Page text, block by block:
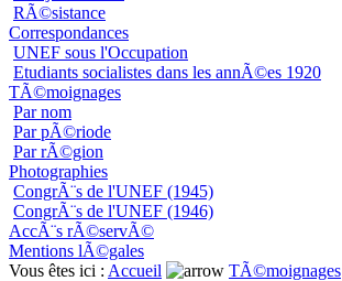
RÃ©sistance
Correspondances
UNEF sous l'Occupation
Etudiants socialistes dans les annÃ©es 1920
TÃ©moignages
Par nom
Par pÃ©riode
Par rÃ©gion
Photographies
CongrÃ¨s de l'UNEF (1945)
CongrÃ¨s de l'UNEF (1946)
AccÃ¨s rÃ©servÃ©
Mentions lÃ©gales
Vous êtes ici : Accueil TÃ©moignages